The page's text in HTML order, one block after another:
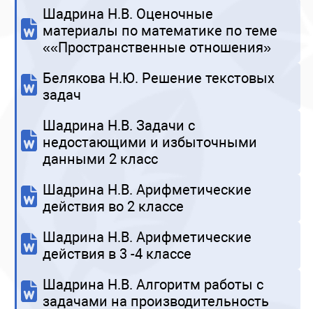
Шадрина Н.В. Оценочные
материалы по математике по теме
««Пространственные отношения»
Белякова Н.Ю. Решение текстовых
задач
Шадрина Н.В. Задачи с
недостающими и избыточными
данными 2 класс
Шадрина Н.В. Арифметические
действия во 2 классе
Шадрина Н.В. Арифметические
действия в 3 -4 классе
Шадрина Н.В. Алгоритм работы с
задачами на производительность